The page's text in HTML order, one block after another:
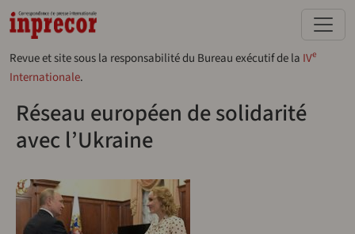
Aller au contenu principal
Revue et site sous la responsabilité du Bureau exécutif de la IVe
Internationale.
Réseau européen de solidarité
avec l’Ukraine